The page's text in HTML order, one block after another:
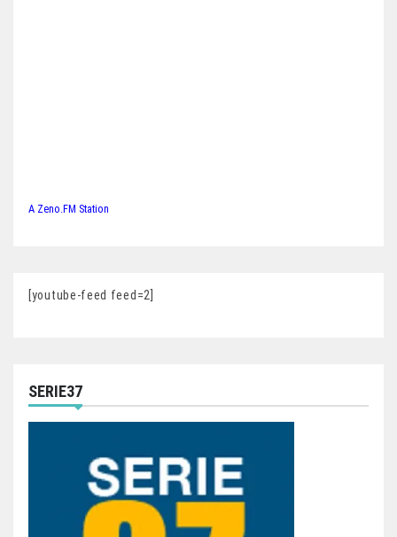
A Zeno.FM Station
[youtube-feed feed=2]
SERIE37